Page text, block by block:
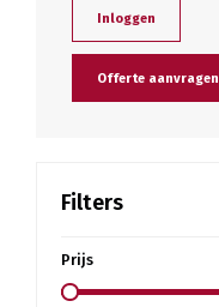
Inloggen
Offerte aanvragen
Filters
Prijs